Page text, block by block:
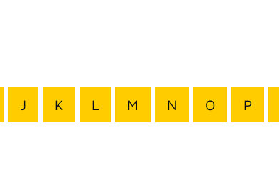
J K L M N O P